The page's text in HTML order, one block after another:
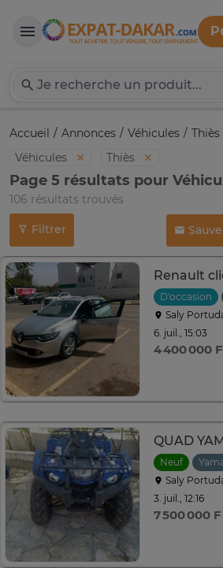
Expat-Dakar
Accueil Annonces Véhicules
Thiès
Véhicules
Thiès
Page 5 résultats pour
106 résultats trouvés
Filtrer
Renault
D'occasion
Saly
6. juil., 15:03
4 400 000
Neuf
Saly
3. juil., 12:16
7 500 000